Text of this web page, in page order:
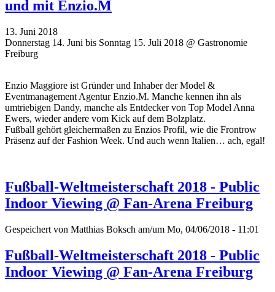
und mit Enzio.M
13. Juni 2018
Donnerstag 14. Juni bis Sonntag 15. Juli 2018 @ Gastronomie
Freiburg
Enzio Maggiore ist Gründer und Inhaber der Model &
Eventmanagement Agentur Enzio.M. Manche kennen ihn als
umtriebigen Dandy, manche als Entdecker von Top Model Anna
Ewers, wieder andere vom Kick auf dem Bolzplatz.
Fußball gehört gleichermaßen zu Enzios Profil, wie die Frontrow
Präsenz auf der Fashion Week. Und auch wenn Italien… ach, egal!
Fußball-Weltmeisterschaft 2018 - Public
Indoor Viewing @ Fan-Arena Freiburg
Gespeichert von Matthias Boksch am/um Mo, 04/06/2018 - 11:01
Fußball-Weltmeisterschaft 2018 - Public
Indoor Viewing @ Fan-Arena Freiburg